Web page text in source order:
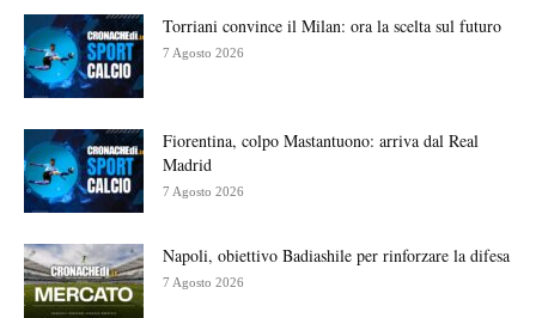
Torriani convince il Milan: ora la scelta sul futuro
7 Agosto 2026
Fiorentina, colpo Mastantuono: arriva dal Real
Madrid
7 Agosto 2026
Napoli, obiettivo Badiashile per rinforzare la difesa
7 Agosto 2026